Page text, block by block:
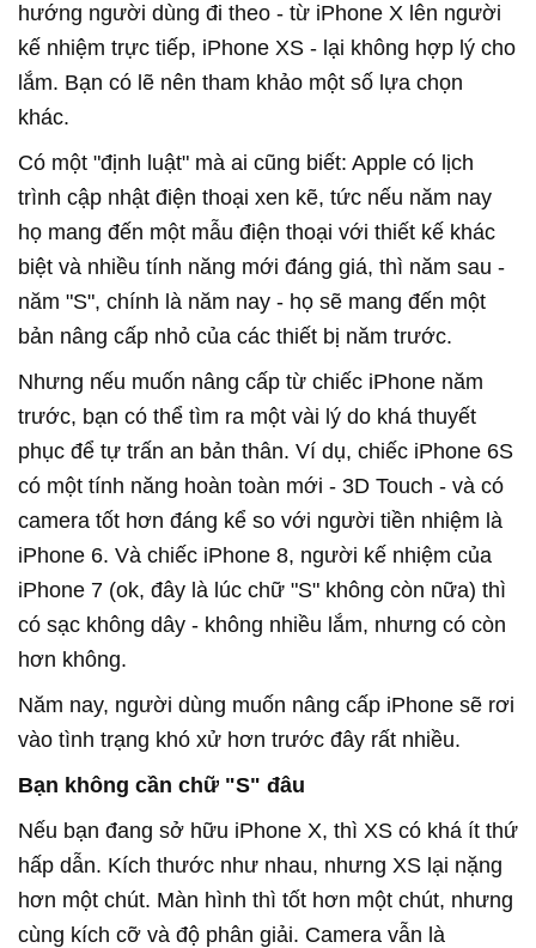
hướng người dùng đi theo - từ iPhone X lên người
kế nhiệm trực tiếp, iPhone XS - lại không hợp lý cho
lắm. Bạn có lẽ nên tham khảo một số lựa chọn
khác.
Có một "định luật" mà ai cũng biết: Apple có lịch
trình cập nhật điện thoại xen kẽ, tức nếu năm nay
họ mang đến một mẫu điện thoại với thiết kế khác
biệt và nhiều tính năng mới đáng giá, thì năm sau -
năm "S", chính là năm nay - họ sẽ mang đến một
bản nâng cấp nhỏ của các thiết bị năm trước.
Nhưng nếu muốn nâng cấp từ chiếc iPhone năm
trước, bạn có thể tìm ra một vài lý do khá thuyết
phục để tự trấn an bản thân. Ví dụ, chiếc iPhone 6S
có một tính năng hoàn toàn mới - 3D Touch - và có
camera tốt hơn đáng kể so với người tiền nhiệm là
iPhone 6. Và chiếc iPhone 8, người kế nhiệm của
iPhone 7 (ok, đây là lúc chữ "S" không còn nữa) thì
có sạc không dây - không nhiều lắm, nhưng có còn
hơn không.
Năm nay, người dùng muốn nâng cấp iPhone sẽ rơi
vào tình trạng khó xử hơn trước đây rất nhiều.
Bạn không cần chữ "S" đâu
Nếu bạn đang sở hữu iPhone X, thì XS có khá ít thứ
hấp dẫn. Kích thước như nhau, nhưng XS lại nặng
hơn một chút. Màn hình thì tốt hơn một chút, nhưng
cùng kích cỡ và độ phân giải. Camera vẫn là